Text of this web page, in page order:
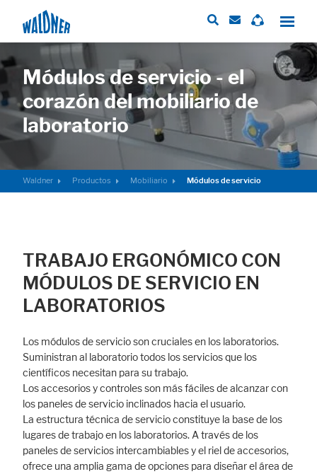
Módulos de servicio - el
corazón del mobiliario de
laboratorio
Waldner Productos Mobiliario Módulos de servicio
TRABAJO ERGONÓMICO CON
MÓDULOS DE SERVICIO EN
LABORATORIOS
Los módulos de servicio son cruciales en los laboratorios.
Suministran al laboratorio todos los servicios que los
científicos necesitan para su trabajo.
Los accesorios y controles son más fáciles de alcanzar con
los paneles de servicio inclinados hacia el usuario.
La estructura técnica de servicio constituye la base de los
lugares de trabajo en los laboratorios. A través de los
paneles de servicios intercambiables y el riel de accesorios,
ofrece una amplia gama de opciones para diseñar el área de
Required
These cookies are needed to let the basic page functionallity work
correctly.
Includes resources that make external content available on the website.
Such as YouTube, Instagram or similar providers.
Consent Information
Marketing
Statistic cookies anonymize your data and use it. These information will
help us to learn, how the users are using our website.
Consent Information